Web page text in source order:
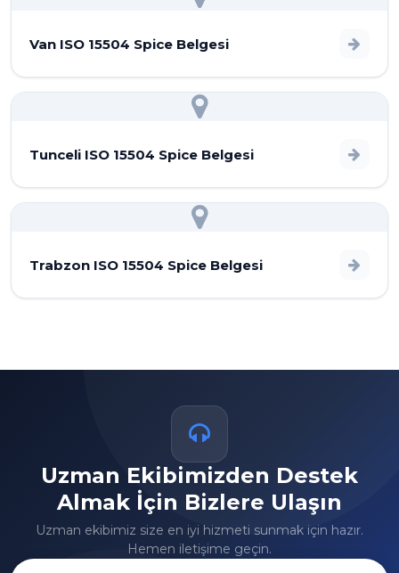
Van ISO 15504 Spice Belgesi
Tunceli ISO 15504 Spice Belgesi
Trabzon ISO 15504 Spice Belgesi
Uzman Ekibimizden Destek
Almak İçin Bizlere Ulaşın
Uzman ekibimiz size en iyi hizmeti sunmak için hazır.
Hemen iletişime geçin.